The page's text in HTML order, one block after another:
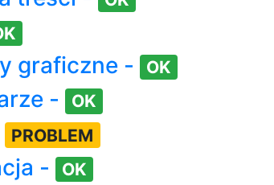
graficzne - OK
- OK
PROBLEM
- OK